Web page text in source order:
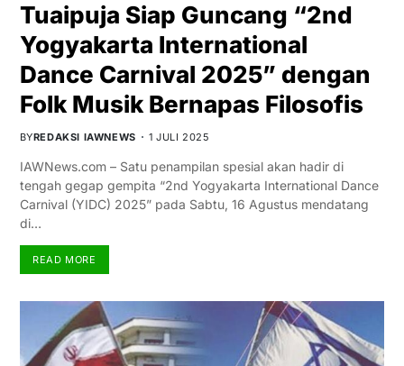
Tuaipuja Siap Guncang “2nd
Yogyakarta International
Dance Carnival 2025” dengan
Folk Musik Bernapas Filosofis
BYREDAKSI IAWNEWS 1 JULI 2025
IAWNews.com – Satu penampilan spesial akan hadir di
tengah gegap gempita “2nd Yogyakarta International Dance
Carnival (YIDC) 2025” pada Sabtu, 16 Agustus mendatang
di…
READ MORE